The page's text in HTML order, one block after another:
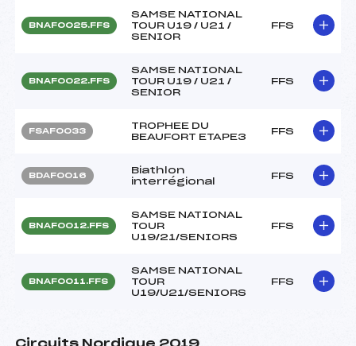
BNAF0025.FFS
SAMSE NATIONAL
TOUR U19 / U21 /
SENIOR
FFS
BNAF0022.FFS
SAMSE NATIONAL
TOUR U19 / U21 /
SENIOR
FFS
FSAF0033
TROPHEE DU
BEAUFORT ETAPE3
FFS
BDAF0016
Biathlon
interrégional
FFS
BNAF0012.FFS
SAMSE NATIONAL
TOUR
U19/21/SENIORS
FFS
BNAF0011.FFS
SAMSE NATIONAL
TOUR
U19/U21/SENIORS
FFS